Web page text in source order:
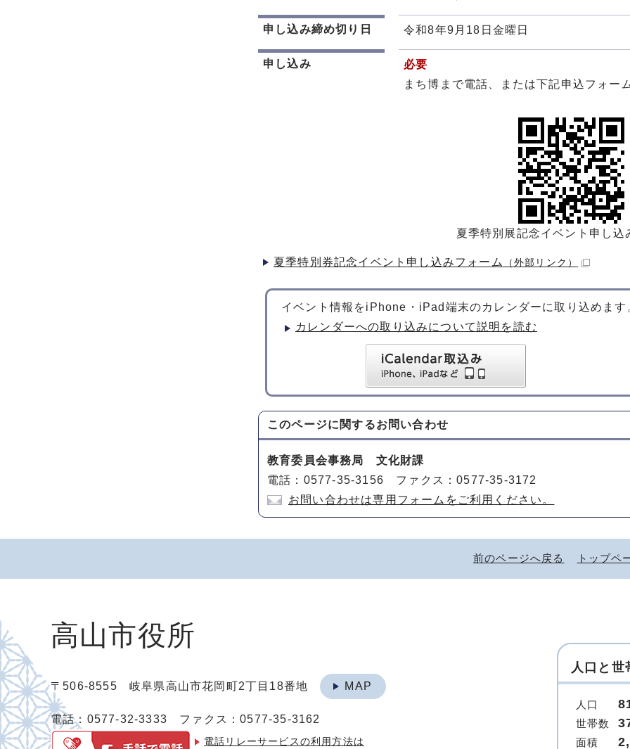
申し込み締め切り日 令和8年9月18日金曜日
申し込み
必要
まち博まで電話、または下記申込フォー
夏季特別展記念イベント申し込
夏季特別券記念イベント申し込みフォーム （外部リンク）
イベント情報をiPhone・iPad端末のカレンダーに取り込めます
カレンダーへの取り込みについて説明を読む
このページに関するお問い合わせ
教育委員会事務局 文化財課
電話：0577-35-3156 ファクス：0577-35-3172
お問い合わせは専用フォームをご利用ください。
前のページへ戻る トップペ
高山市役所
〒506-8555 岐阜県高山市花岡町2丁目18番地 MAP
電話：0577-32-3333 ファクス：0577-35-3162
電話リレーサービスの利用方法は
人口と世
人口
世帯数
面積